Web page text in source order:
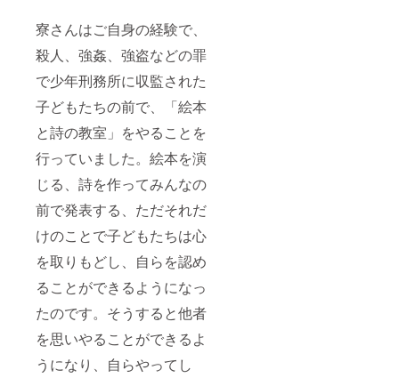
寮さんはご自身の経験で、
殺人、強姦、強盗などの罪
で少年刑務所に収監された
子どもたちの前で、「絵本
と詩の教室」をやることを
行っていました。絵本を演
じる、詩を作ってみんなの
前で発表する、ただそれだ
けのことで子どもたちは心
を取りもどし、自らを認め
ることができるようになっ
たのです。そうすると他者
を思いやることができるよ
うになり、自らやってし